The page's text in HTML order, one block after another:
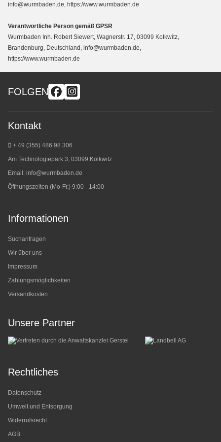
info@wurmbaden.de, https://www.wurmbaden.de
Verantwortliche Person gemäß GPSR
Wurmbaden Inh. Robert Siewert, Wagnerstr. 17, 03099 Kolkwitz,
Brandenburg, Deutschland, info@wurmbaden.de,
https://www.wurmbaden.de
FOLGEN
Kontakt
+ 49 (355) 486 98 306
Am Technologiepark 3, 03099 Kolkwitz
Email: info@wurmbaden.de
Öffnungszeiten (Mo-Fr.) 9:00 - 14:00
Informationen
Suchanfragen
Wir über uns
Impressum
Zahlungsmöglichkeiten
Versandkosten
Unsere Partner
Rechtliches
Datenschutz
Umwelt und Entsorgung
Widerrufsrecht
AGB